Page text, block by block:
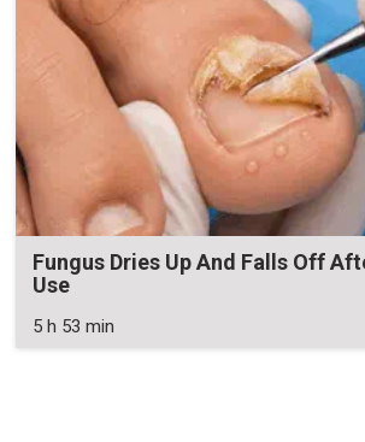
Fungus Dries Up And Falls Off
Use
5 h 53 min